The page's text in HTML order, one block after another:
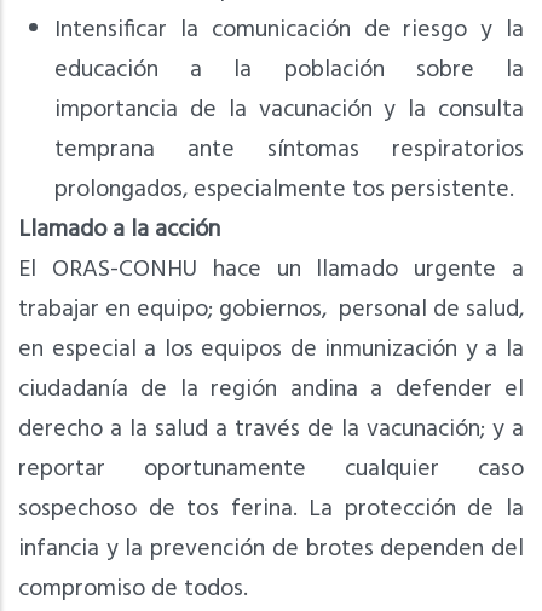
Intensificar la comunicación de riesgo y la
educación a la población sobre la
importancia de la vacunación y la consulta
temprana ante síntomas respiratorios
prolongados, especialmente tos persistente.
Llamado a la acción
El ORAS-CONHU hace un llamado urgente a
trabajar en equipo; gobiernos, personal de salud,
en especial a los equipos de inmunización y a la
ciudadanía de la región andina a defender el
derecho a la salud a través de la vacunación; y a
reportar oportunamente cualquier caso
sospechoso de tos ferina. La protección de la
infancia y la prevención de brotes dependen del
compromiso de todos.